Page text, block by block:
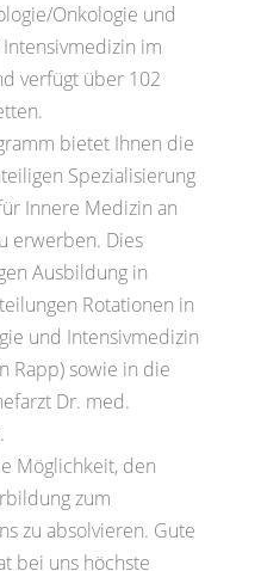
Onkologie und
im
verfügt über 102
bietet Ihnen die
Spezialisierung
Innere Medizin an
erwerben. Dies
Ausbildung in
Rotationen in
und Intensivmedizin
Rapp) sowie in die
Dr. med.
Möglichkeit, den
zum
zu absolvieren. Gute
bei uns höchste